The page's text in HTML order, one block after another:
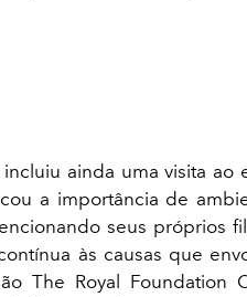
ainda uma visita ao
a importância de
seus próprios
às causas que
The Royal Foundation